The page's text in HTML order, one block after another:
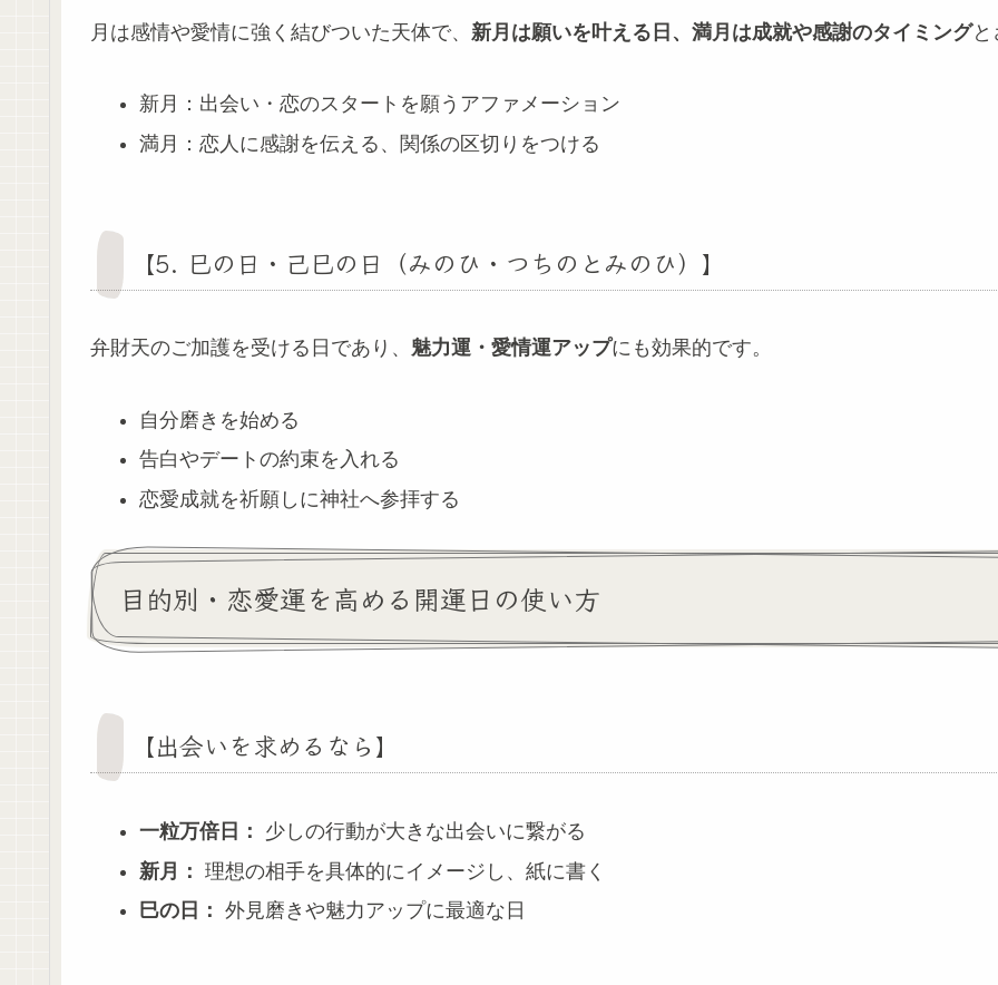
月は感情や愛情に強く結びついた天体で、 新月は願いを叶える日、満月は成就や感謝のタイミングと
新月：出会い・恋のスタートを願うアファメーション
満月：恋人に感謝を伝える、関係の区切りをつける
【5. 巳の日・己巳の日（みのひ・つちのとみのひ）】
弁財天のご加護を受ける日であり、 魅力運・愛情運アップにも効果的です。
自分磨きを始める
告白やデートの約束を入れる
恋愛成就を祈願しに神社へ参拝する
目的別・恋愛運を高める開運日の使い方
【出会いを求めるなら】
一粒万倍日：
少しの行動が大きな出会いに繋がる
新月： 理想の相手を具体的にイメージし、紙に書く
巳の日： 外見磨きや魅力アップに最適な日